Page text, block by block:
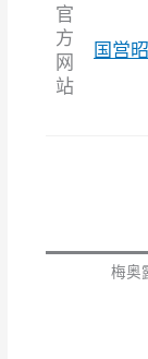
官
方
网
站
国営
梅奥